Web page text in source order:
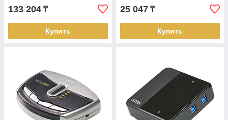
133 204 ₸
Купить
25 047 ₸
Купить